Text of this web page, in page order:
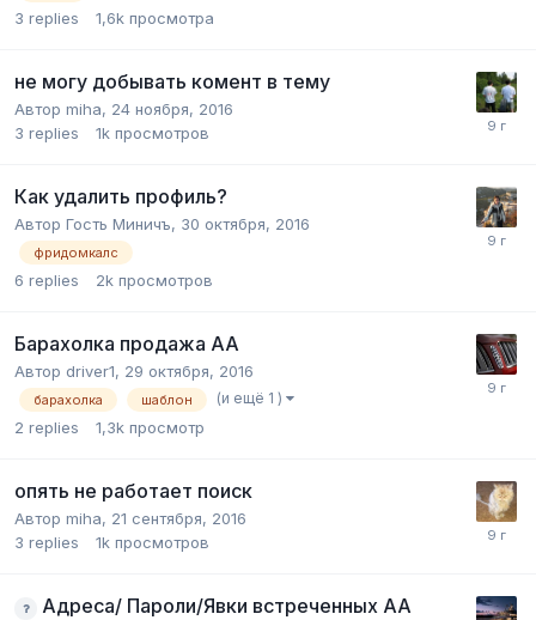
3 replies 1,6k просмотра
не могу добывать комент в тему
Автор miha, 24 ноября, 2016
3 replies 1k просмотров
Как удалить профиль?
Автор Гость Миничъ, 30 октября, 2016
фридомкалс
6 replies 2k просмотров
Барахолка продажа АА
Автор driver1, 29 октября, 2016
барахолка шаблон (и ещё 1 )
2 replies 1,3k просмотр
опять не работает поиск
Автор miha, 21 сентября, 2016
3 replies 1k просмотров
Адреса/ Пароли/Явки встреченных АА